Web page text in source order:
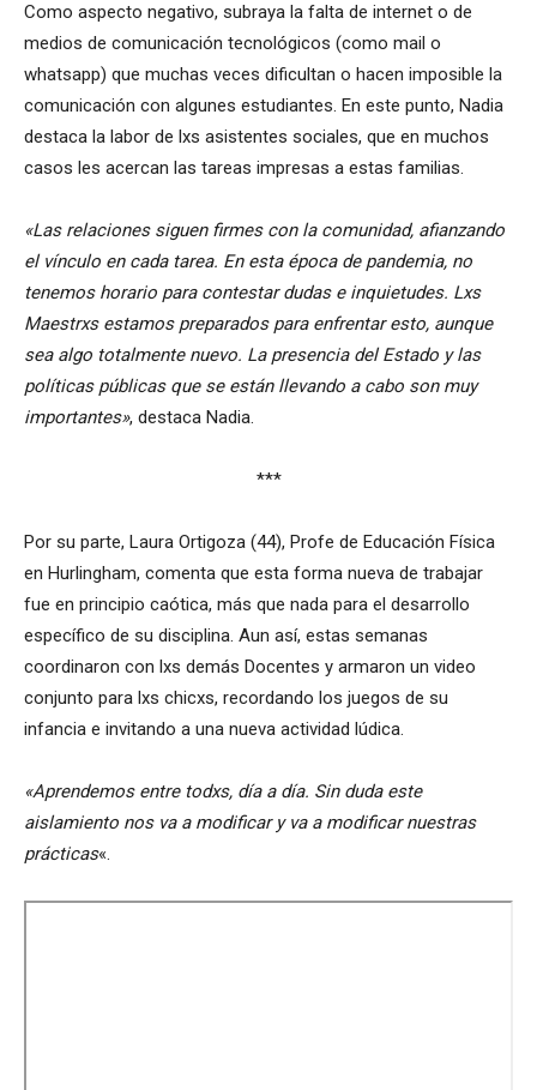
Como aspecto negativo, subraya la falta de internet o de
medios de comunicación tecnológicos (como mail o
whatsapp) que muchas veces dificultan o hacen imposible la
comunicación con algunes estudiantes. En este punto, Nadia
destaca la labor de lxs asistentes sociales, que en muchos
casos les acercan las tareas impresas a estas familias.
«Las relaciones siguen firmes con la comunidad, afianzando
el vínculo en cada tarea. En esta época de pandemia, no
tenemos horario para contestar dudas e inquietudes. Lxs
Maestrxs estamos preparados para enfrentar esto, aunque
sea algo totalmente nuevo. La presencia del Estado y las
políticas públicas que se están llevando a cabo son muy
importantes», destaca Nadia.
***
Por su parte, Laura Ortigoza (44), Profe de Educación Física
en Hurlingham, comenta que esta forma nueva de trabajar
fue en principio caótica, más que nada para el desarrollo
específico de su disciplina. Aun así, estas semanas
coordinaron con lxs demás Docentes y armaron un video
conjunto para lxs chicxs, recordando los juegos de su
infancia e invitando a una nueva actividad lúdica.
«Aprendemos entre todxs, día a día. Sin duda este
aislamiento nos va a modificar y va a modificar nuestras
prácticas«.